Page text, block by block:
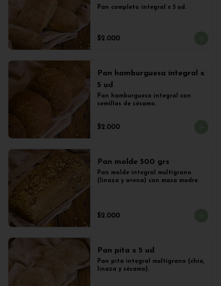
Pan completo integral x 5 ud.
$2.000
Pan hamburguesa integral x
5 ud
Pan hamburguesa integral con
semillas de sésamo.
$2.000
Pan molde 500 grs
Pan molde integral multigrano
(linaza y avena) con masa madre.
$2.000
Pan pita x 5 ud
Pan pita integral multigrano (chia,
linaza y sésamo).